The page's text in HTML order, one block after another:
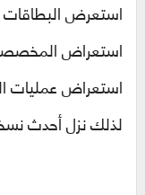
استعرض
استعراض
استعراض عمليات
لذلك نزل أحدث